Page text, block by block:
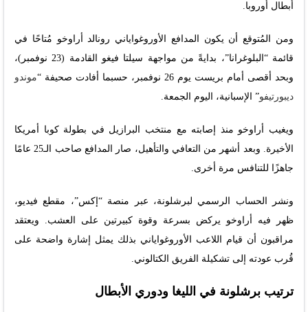
أبطال أوروبا.
ومن المُتوقع أن يكون المدافع الأوروغواياني رونالد أراوخو مُتاحًا في
قائمة “البلوغرانا”، بدايةً من مواجهة سيلتا فيغو القادمة (23 نوفمبر)،
وبحد أقصى أمام بريست يوم 26 نوفمبر، حسبما أفادت صحيفة “
موندو
ديبورتيفو” الإسبانية، اليوم الجمعة.
ويغيب أراوخو منذ إصابته مع منتخب البرازيل في بطولة كوبا أمريكا
الأخيرة. وبعد أشهر من التعافي والتأهيل، صار المدافع صاحب الـ25 عامًا
جاهزًا للتنافس مرة أخرى.
ونشر الحساب الرسمي لبرشلونة، عبر منصة “إكس”، مقطع فيديو،
ظهر فيه أراوخو يركض بسرعة وقوة كبيرتين على العشب. ويعتقد
مراقبون أن قيام اللاعب الأوروغواياني بذلك يمثل إشارة واضحة على
قُرب عودته إلى تشكيلة الفريق الكتالوني.
ترتيب برشلونة في الليغا ودوري الأبطال